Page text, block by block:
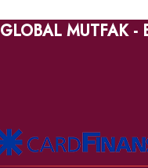
GLOBAL MUTFAK -